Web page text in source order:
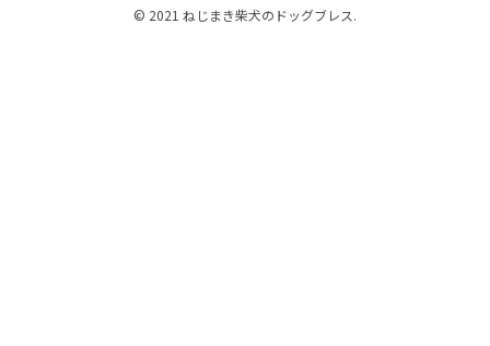
© 2021 ねじまき柴犬のドッグブレス.